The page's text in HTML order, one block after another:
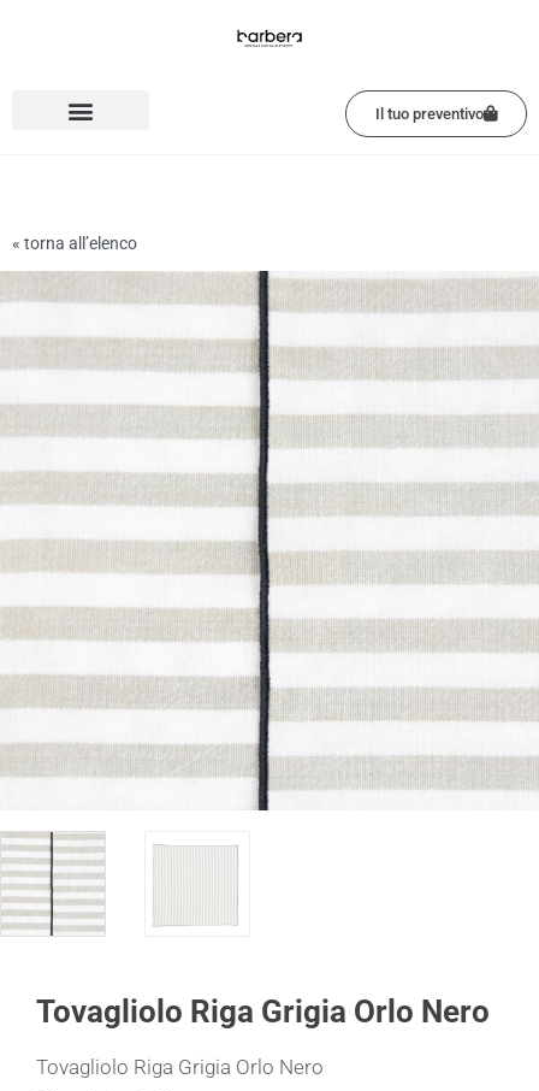
Il tuo preventivo
« torna all’elenco
Tovagliolo Riga Grigia Orlo Nero
Tovagliolo Riga Grigia Orlo Nero